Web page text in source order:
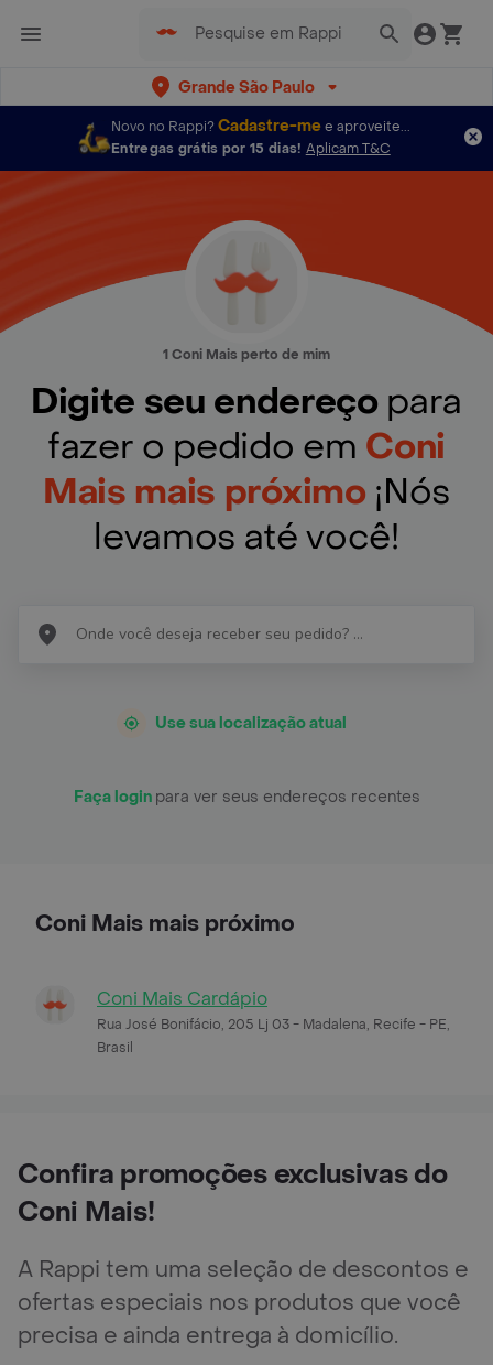
Grande São Paulo
Novo no Rappi? Cadastre-mee aproveite...
Entregas grátis por 15 dias! Aplicam T&C
1 Coni Mais perto de mim
Digite seu endereço para
fazer o pedido em Coni
Mais mais próximo ¡Nós
levamos até você!
Use sua localização atual
Faça login para ver seus endereços recentes
Coni Mais mais próximo
Coni Mais Cardápio
Rua José Bonifácio, 205 Lj 03 - Madalena, Recife - PE,
Brasil
Confira promoções exclusivas do
Coni Mais!
A Rappi tem uma seleção de descontos e
ofertas especiais nos produtos que você
precisa e ainda entrega à domicílio.